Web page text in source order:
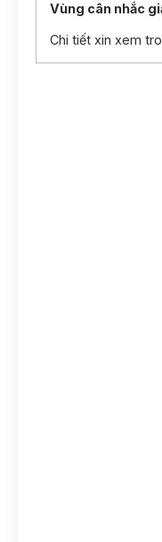
Vùng cân nhắc
Chi tiết xin xem